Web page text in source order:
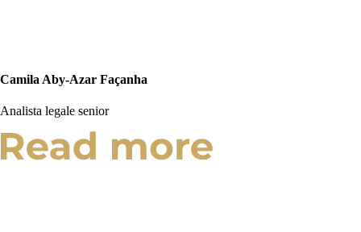
Camila Aby-Azar Façanha
Analista legale senior